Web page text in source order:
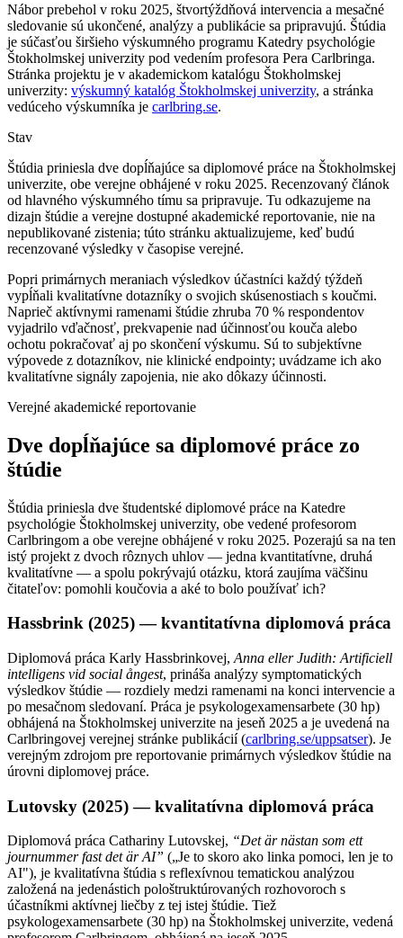
Nábor prebehol v roku 2025, štvortýždňová intervencia a mesačné
sledovanie sú ukončené, analýzy a publikácie sa pripravujú. Štúdia
je súčasťou širšieho výskumného programu Katedry psychológie
Štokholmskej univerzity pod vedením profesora Pera Carlbringa.
Stránka projektu je v akademickom katalógu Štokholmskej
univerzity: výskumný katalóg Štokholmskej univerzity, a stránka
vedúceho výskumníka je carlbring.se.
Stav
Štúdia priniesla dve dopĺňajúce sa diplomové práce na Štokholmskej
univerzite, obe verejne obhájené v roku 2025. Recenzovaný článok
od hlavného výskumného tímu sa pripravuje. Tu odkazujeme na
dizajn štúdie a verejne dostupné akademické reportovanie, nie na
nepublikované zistenia; túto stránku aktualizujeme, keď budú
recenzované výsledky v časopise verejné.
Popri primárnych meraniach výsledkov účastníci každý týždeň
vypĺňali kvalitatívne dotazníky o svojich skúsenostiach s koučmi.
Naprieč aktívnymi ramenami štúdie zhruba 70 % respondentov
vyjadrilo vďačnosť, prekvapenie nad účinnosťou kouča alebo
ochotu pokračovať aj po skončení výskumu. Sú to subjektívne
výpovede z dotazníkov, nie klinické endpointy; uvádzame ich ako
kvalitatívne signály zapojenia, nie ako dôkazy účinnosti.
Verejné akademické reportovanie
Dve dopĺňajúce sa diplomové práce zo
štúdie
Štúdia priniesla dve študentské diplomové práce na Katedre
psychológie Štokholmskej univerzity, obe vedené profesorom
Carlbringom a obe verejne obhájené v roku 2025. Pozerajú sa na ten
istý projekt z dvoch rôznych uhlov — jedna kvantitatívne, druhá
kvalitatívne — a spolu pokrývajú otázku, ktorá zaujíma väčšinu
čitateľov: pomohli koučovia a aké to bolo používať ich?
Hassbrink (2025) — kvantitatívna diplomová práca
Diplomová práca Karly Hassbrinkovej, Anna eller Judith: Artificiell
intelligens vid social ångest, prináša analýzy symptomatických
výsledkov štúdie — rozdiely medzi ramenami na konci intervencie a
po mesačnom sledovaní. Práca je psykologexamensarbete (30 hp)
obhájená na Štokholmskej univerzite na jeseň 2025 a je uvedená na
Carlbringovej verejnej stránke publikácií (carlbring.se/uppsatser). Je
verejným zdrojom pre reportovanie primárnych výsledkov štúdie na
úrovni diplomovej práce.
Lutovsky (2025) — kvalitatívna diplomová práca
Diplomová práca Cathariny Lutovskej, “Det är nästan som ett
journummer fast det är AI” („Je to skoro ako linka pomoci, len je to
AI"), je kvalitatívna štúdia s reflexívnou tematickou analýzou
založená na jedenástich pološtruktúrovaných rozhovoroch s
účastníkmi aktívnej liečby z tej istej štúdie. Tiež
psykologexamensarbete (30 hp) na Štokholmskej univerzite, vedená